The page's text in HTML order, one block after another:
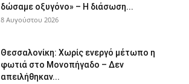
δώσαμε οξυγόνο» – Η διάσωση...
8 Αυγούστου 2026
Θεσσαλονίκη: Χωρίς ενεργό μέτωπο η
φωτιά στο Μονοπήγαδο – Δεν
απειλήθηκαν...